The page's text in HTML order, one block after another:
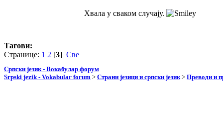
Хвала у сваком случају.
Тагови:
Странице: 1 2 [3] Све
Српски језик - Вокабулар форум
Srpski jezik - Vokabular forum > Страни језици и српски језик> Преводи и